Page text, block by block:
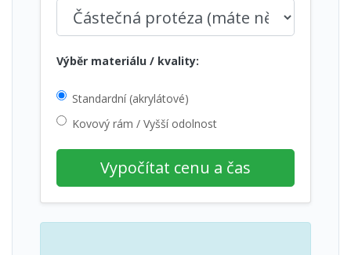
Výběr materiálu / kvality:
Standardní (akrylátové)
Kovový rám / Vyšší odolnost
Vypočítat cenu a čas